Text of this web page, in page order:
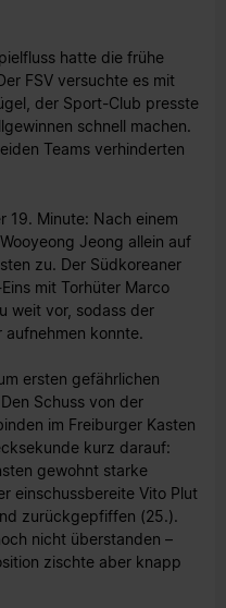
hatte die frühe
FSV versuchte es mit
der Sport-Club presste
schnell machen.
Teams verhinderten
19. Minute: Nach einem
Jeong allein auf
zu. Der Südkoreaner
mit Torhüter Marco
weit vor, sodass der
aufnehmen konnte.
ersten gefährlichen
Schuss von der
im Freiburger Kasten
kurz darauf:
gewohnt starke
einschussbereite Vito Plut
zurückgepfiffen (25.).
nicht überstanden –
zischte aber knapp